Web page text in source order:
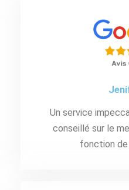
Un service
conseillé sur le
fonction de